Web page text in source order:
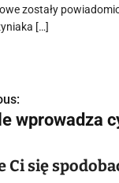
zostały
[…]
wprowadza
Ci się